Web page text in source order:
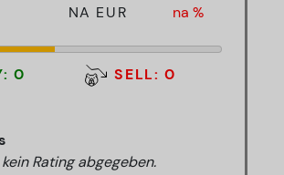
NA EUR na %
0 SELL: 0
Rating abgegeben.